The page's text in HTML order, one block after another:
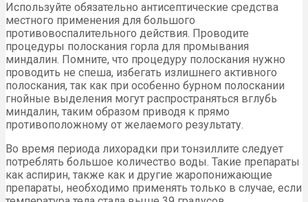
Используйте обязательно антисептические средства
местного применения для большого
противовоспалительного действия. Проводите
процедуры полоскания горла для промывания
миндалин. Помните, что процедуру полоскания нужно
проводить не спеша, избегать излишнего активного
полоскания, так как при особенно бурном полоскании
гнойные выделения могут распространяться вглубь
миндалин, таким образом приводя к прямо
противоположному от желаемого результату.
Во время периода лихорадки при тонзиллите следует
потреблять большое количество воды. Такие препараты
как аспирин, также как и другие жаропонижающие
препараты, необходимо применять только в случае, если